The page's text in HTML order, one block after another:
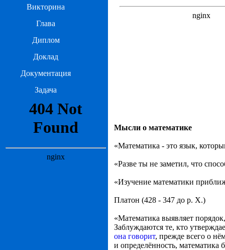
Викторина
Глава
Диплом
Доклад
Документация
Задача
Мысли о математике
«Математика - это язык,
«Разве ты не заметил, что
«Изучение математики
Платон (428 - 347 до р. Х.)
«Математика выявляет
Заблуждаются те, кто
она говорит, прежде всего о
и определённость, математика